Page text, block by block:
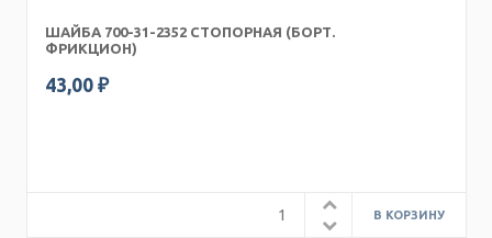
ШАЙБА 700-31-2352 СТОПОРНАЯ (БОРТ.
ФРИКЦИОН)
43,00 ₽